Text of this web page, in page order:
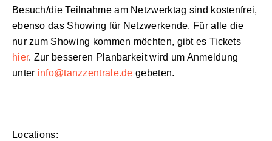
Besuch/die Teilnahme am Netzwerktag sind kostenfrei,
ebenso das Showing für Netzwerkende. Für alle die
nur zum Showing kommen möchten, gibt es Tickets
hier. Zur besseren Planbarkeit wird um Anmeldung
unter info@tanzzentrale.de gebeten.
Locations: